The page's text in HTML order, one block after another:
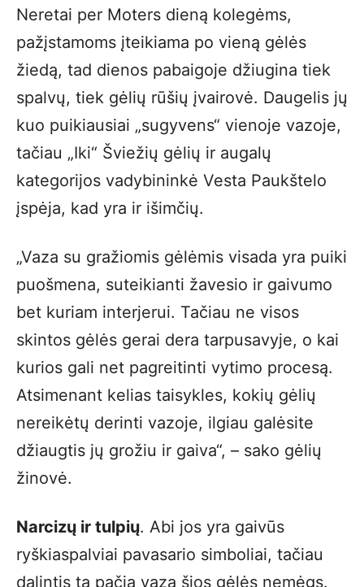
Neretai per Moters dieną kolegėms,
pažįstamoms įteikiama po vieną gėlės
žiedą, tad dienos pabaigoje džiugina tiek
spalvų, tiek gėlių rūšių įvairovė. Daugelis jų
kuo puikiausiai „sugyvens“ vienoje vazoje,
tačiau „Iki“ Šviežių gėlių ir augalų
kategorijos vadybininkė Vesta Paukštelo
įspėja, kad yra ir išimčių.
„Vaza su gražiomis gėlėmis visada yra puiki
puošmena, suteikianti žavesio ir gaivumo
bet kuriam interjerui. Tačiau ne visos
skintos gėlės gerai dera tarpusavyje, o kai
kurios gali net pagreitinti vytimo procesą.
Atsimenant kelias taisykles, kokių gėlių
nereikėtų derinti vazoje, ilgiau galėsite
džiaugtis jų grožiu ir gaiva“, – sako gėlių
žinovė.
Narcizų ir tulpių. Abi jos yra gaivūs
ryškiaspalviai pavasario simboliai, tačiau
dalintis ta pačia vaza šios gėlės nemėgs.